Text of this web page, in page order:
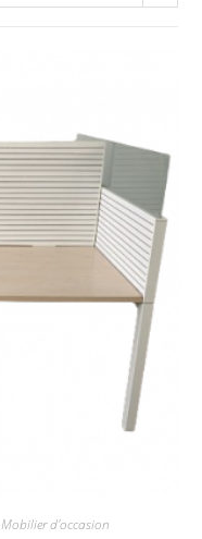
Mobilier d'occasion